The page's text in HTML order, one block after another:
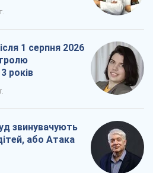
1 серпня 2026
років
звинувачують
або Атака